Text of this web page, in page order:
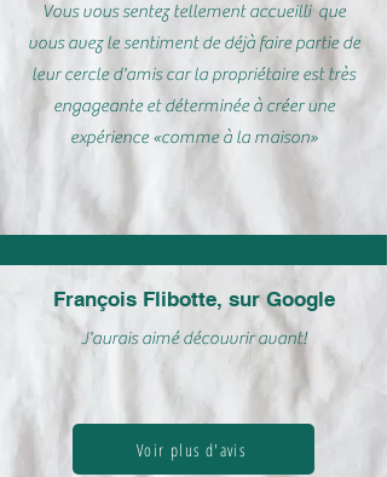
Vous vous sentez tellement accueilli que
vous avez le sentiment de déjà faire partie de
leur cercle d'amis car la propriétaire est très
engageante et déterminée à créer une
expérience «comme à la maison»
François Flibotte, sur Google
J'aurais aimé découvrir avant!
Voir plus d'avis